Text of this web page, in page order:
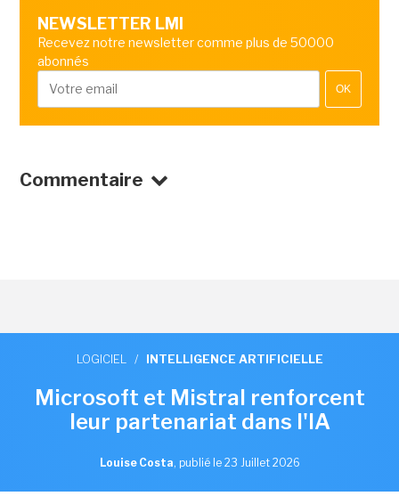
NEWSLETTER LMI
Recevez notre newsletter comme plus de 50000
abonnés
OK
Commentaire
LOGICIEL / INTELLIGENCE ARTIFICIELLE
Microsoft et Mistral renforcent
leur partenariat dans l'IA
Louise Costa, publié le 23 Juillet 2026